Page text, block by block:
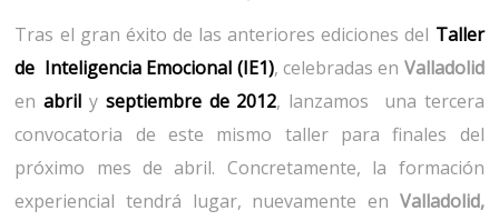
Tras el gran éxito de las anteriores ediciones del Taller
de Inteligencia Emocional (IE1), celebradas en Valladolid
enabril y septiembre de 2012, lanzamos una tercera
convocatoria de este mismo taller para finales del
próximo mes de abril. Concretamente, la formación
experiencial tendrá lugar, nuevamente en Valladolid,